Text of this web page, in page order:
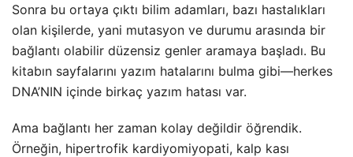
Sonra bu ortaya çıktı bilim adamları, bazı hastalıkları
olan kişilerde, yani mutasyon ve durumu arasında bir
bağlantı olabilir düzensiz genler aramaya başladı. Bu
kitabın sayfalarını yazım hatalarını bulma gibi—herkes
DNA’NIN içinde birkaç yazım hatası var.
Ama bağlantı her zaman kolay değildir öğrendik.
Örneğin, hipertrofik kardiyomiyopati, kalp kası